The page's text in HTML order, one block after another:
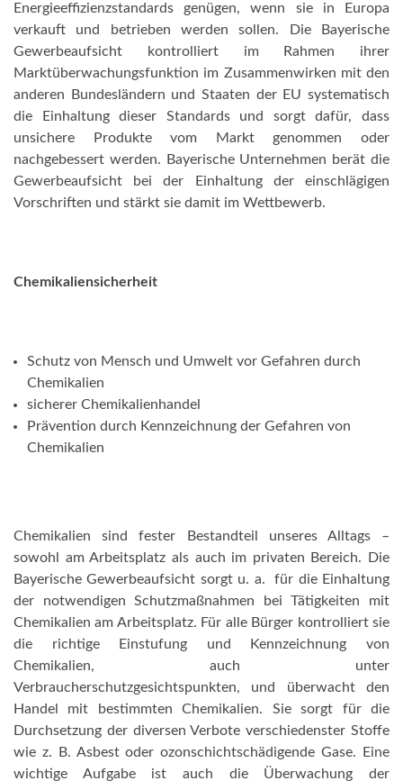
Energieeffizienzstandards genügen, wenn sie in Europa
verkauft und betrieben werden sollen. Die Bayerische
Gewerbeaufsicht kontrolliert im Rahmen ihrer
Marktüberwachungsfunktion im Zusammenwirken mit den
anderen Bundesländern und Staaten der EU systematisch
die Einhaltung dieser Standards und sorgt dafür, dass
unsichere Produkte vom Markt genommen oder
nachgebessert werden. Bayerische Unternehmen berät die
Gewerbeaufsicht bei der Einhaltung der einschlägigen
Vorschriften und stärkt sie damit im Wettbewerb.
Chemikaliensicherheit
Schutz von Mensch und Umwelt vor Gefahren durch
Chemikalien
sicherer Chemikalienhandel
Prävention durch Kennzeichnung der Gefahren von
Chemikalien
Chemikalien sind fester Bestandteil unseres Alltags –
sowohl am Arbeitsplatz als auch im privaten Bereich. Die
Bayerische Gewerbeaufsicht sorgt u. a. für die Einhaltung
der notwendigen Schutzmaßnahmen bei Tätigkeiten mit
Chemikalien am Arbeitsplatz. Für alle Bürger kontrolliert sie
die richtige Einstufung und Kennzeichnung von
Chemikalien, auch unter
Verbraucherschutzgesichtspunkten, und überwacht den
Handel mit bestimmten Chemikalien. Sie sorgt für die
Durchsetzung der diversen Verbote verschiedenster Stoffe
wie z. B. Asbest oder ozonschichtschädigende Gase. Eine
wichtige Aufgabe ist auch die Überwachung der